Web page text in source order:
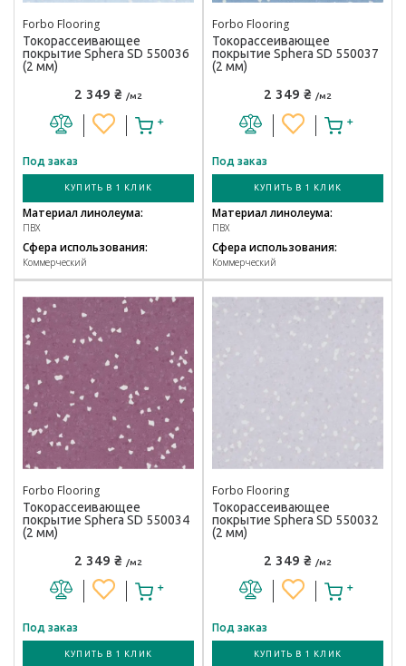
Forbo Flooring
Токорассеивающее
покрытие Sphera SD 550036
(2 мм)
2 349 ₴ /м2
Под заказ
КУПИТЬ В 1 КЛИК
Материал линолеума:
ПВХ
Сфера использования:
Коммерческий
Forbo Flooring
Токорассеивающее
покрытие Sphera SD 550037
(2 мм)
2 349 ₴ /м2
Под заказ
КУПИТЬ В 1 КЛИК
Материал линолеума:
ПВХ
Сфера использования:
Коммерческий
Forbo Flooring
Токорассеивающее
покрытие Sphera SD 550034
(2 мм)
2 349 ₴ /м2
Под заказ
КУПИТЬ В 1 КЛИК
Forbo Flooring
Токорассеивающее
покрытие Sphera SD 550032
(2 мм)
2 349 ₴ /м2
Под заказ
КУПИТЬ В 1 КЛИК